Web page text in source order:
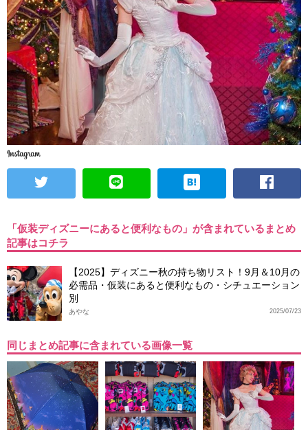
「仮装ディズニーにあると便利なもの」が含まれているまとめ
記事はコチラ
【2025】ディズニー秋の持ち物リスト！9月＆10月の
必需品・仮装にあると便利なもの・シチュエーション
別
2025/07/23
あやな
同じまとめ記事に含まれている画像一覧